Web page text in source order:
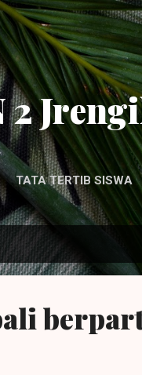
ke konten utama
2
TATA TERTIB SISWA
SEKOLAH